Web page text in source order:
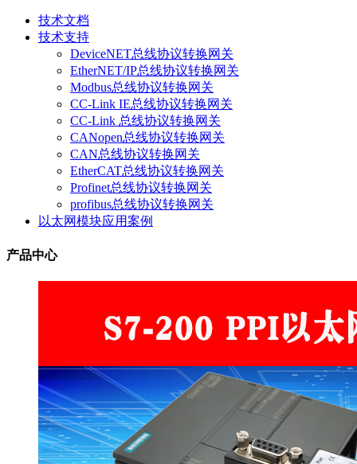
技术文档
技术支持
DeviceNET总线协议转换网关
EtherNET/IP总线协议转换网关
Modbus总线协议转换网关
CC-Link IE总线协议转换网关
CC-Link 总线协议转换网关
CANopen总线协议转换网关
CAN总线协议转换网关
EtherCAT总线协议转换网关
Profinet总线协议转换网关
profibus总线协议转换网关
以太网模块应用案例
产品中心